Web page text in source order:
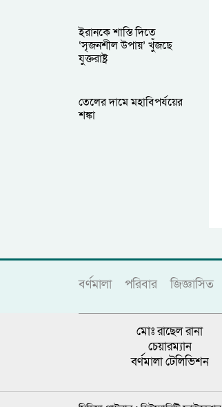
ইরানকে শাস্তি দিতে
‘সৃজনশীল উপায়’ খুঁজছে
যুক্তরাষ্ট্র
তেলের দামে মহাবিপর্যয়ের
শঙ্কা
বর্ণমালা পরিবার জিজ্ঞাসিত
মোঃ রাছেল রানা
চেয়ারম্যান
বর্ণমালা টেলিভিশন